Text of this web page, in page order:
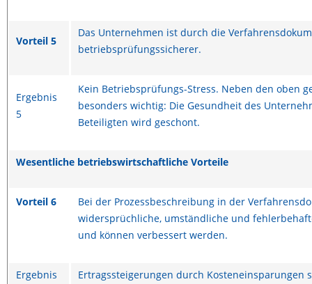
Vorteil 5
Das Unternehmen ist durch die
betriebsprüfungssicherer.
Ergebnis
5
Kein Betriebsprüfungs-Stress. Neben den oben
besonders wichtig: Die Gesundheit des
Beteiligten wird geschont.
Wesentliche betriebswirtschaftliche Vorteile
Vorteil 6
Bei der Prozessbeschreibung in der
widersprüchliche, umständliche und
und können verbessert werden.
Ergebnis
Ertragssteigerungen durch Kosteneinsparungen